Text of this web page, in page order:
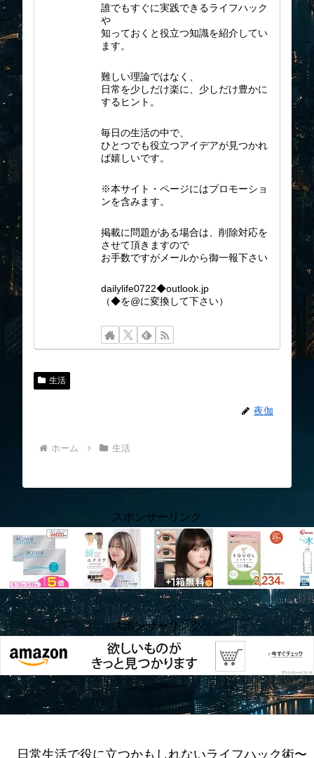
誰でもすぐに実践できるライフハック
や
知っておくと役立つ知識を紹介してい
ます。
難しい理論ではなく、
日常を少しだけ楽に、少しだけ豊かに
するヒント。
毎日の生活の中で、
ひとつでも役立つアイデアが見つかれ
ば嬉しいです。
※本サイト・ページにはプロモーショ
ンを含みます。
掲載に問題がある場合は、削除対応を
させて頂きますので
お手数ですがメールから御一報下さい
dailylife0722◆outlook.jp
（◆を@に変換して下さい）
生活
夜伽
ホーム 生活
スポンサーリンク
スポンサーリンク
日常生活で役に立つかもしれないライフハック術〜